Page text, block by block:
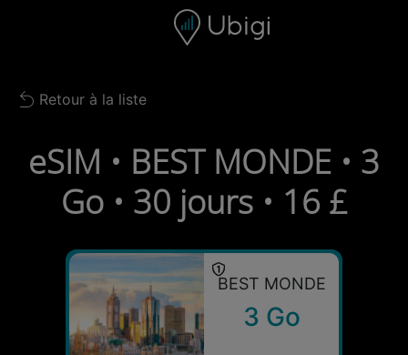
Barre de navigation Bas de page
Back to list
Retour à la liste
eSIM • BEST MONDE • 3
Go • 30 jours • 16 £
BEST MONDE
3 Go